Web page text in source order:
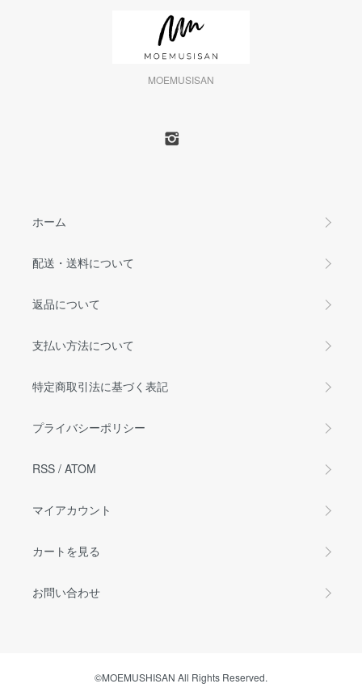
MOEMUSISAN
ホーム
配送・送料について
返品について
支払い方法について
特定商取引法に基づく表記
プライバシーポリシー
RSS / ATOM
マイアカウント
カートを見る
お問い合わせ
©MOEMUSHISAN All Rights Reserved.